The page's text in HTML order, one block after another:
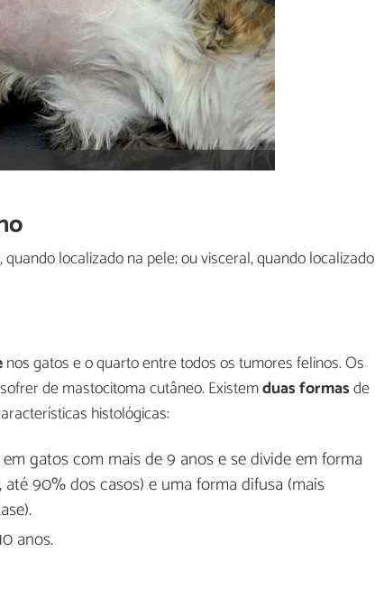
localizado na pele; ou visceral, quando localizado
nos gatos e o quarto entre todos os tumores felinos. Os
de mastocitoma cutâneo. Existemduas formasde
histológicas:
gatos com mais de 9 anos e se divide em forma
90% dos casos) e uma forma difusa (mais
anos.